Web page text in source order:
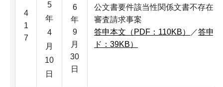
4
1
7
5
年
4
月
10
日
6
年
9
月
30
日
公文書要件該当性関係文書不存在
審査請求事案
答申本文（PDF：110KB）
／答申
ド：39KB）